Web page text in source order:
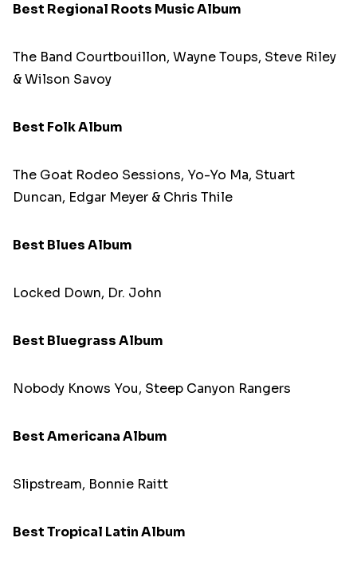
Best Regional Roots Music Album
The Band Courtbouillon, Wayne Toups, Steve Riley
& Wilson Savoy
Best Folk Album
The Goat Rodeo Sessions, Yo-Yo Ma, Stuart
Duncan, Edgar Meyer & Chris Thile
Best Blues Album
Locked Down, Dr. John
Best Bluegrass Album
Nobody Knows You, Steep Canyon Rangers
Best Americana Album
Slipstream, Bonnie Raitt
Best Tropical Latin Album